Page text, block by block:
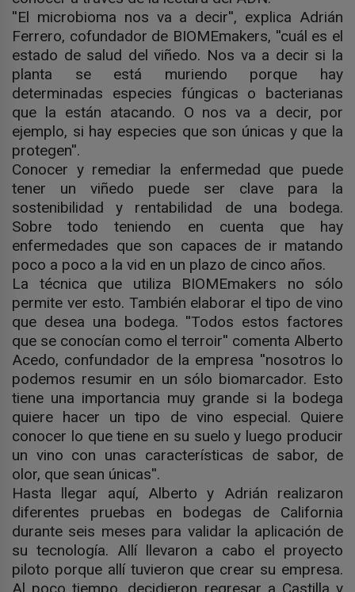
''El microbioma nos va a decir'', explica Adrián
Ferrero, cofundador de BIOMEmakers, ''cuál es el
estado de salud del viñedo. Nos va a decir si la
planta se está muriendo porque hay
determinadas especies fúngicas o bacterianas
que la están atacando. O nos va a decir, por
ejemplo, si hay especies que son únicas y que la
protegen''.
Conocer y remediar la enfermedad que puede
tener un viñedo puede ser clave para la
sostenibilidad y rentabilidad de una bodega.
Sobre todo teniendo en cuenta que hay
enfermedades que son capaces de ir matando
poco a poco a la vid en un plazo de cinco años.
La técnica que utiliza BIOMEmakers no sólo
permite ver esto. También elaborar el tipo de vino
que desea una bodega. ''Todos estos factores
que se conocían como el terroir'' comenta Alberto
Acedo, confundador de la empresa ''nosotros lo
podemos resumir en un sólo biomarcador. Esto
tiene una importancia muy grande si la bodega
quiere hacer un tipo de vino especial. Quiere
conocer lo que tiene en su suelo y luego producir
un vino con unas características de sabor, de
olor, que sean únicas''.
Hasta llegar aquí, Alberto y Adrián realizaron
diferentes pruebas en bodegas de California
durante seis meses para validar la aplicación de
su tecnología. Allí llevaron a cabo el proyecto
piloto porque allí tuvieron que crear su empresa.